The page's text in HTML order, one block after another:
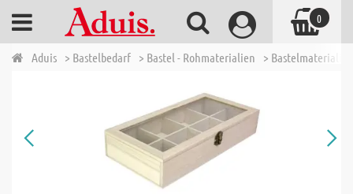
Aduis > Bastelbedarf > Bastel - Rohmaterialien >
0